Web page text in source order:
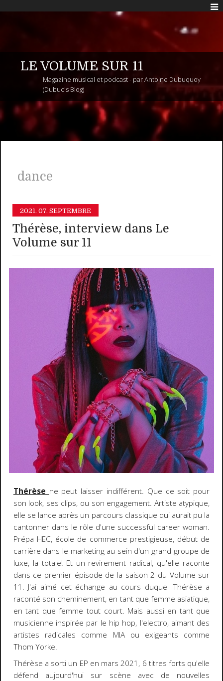
LE VOLUME SUR 11
Magazine musical et podcast - par Antoine Dubuquoy
(Dubuc's Blog)
dance
2021. 07. SEPTEMBRE
Thérèse, interview dans Le
Volume sur 11
Thérèse ne peut laisser indifférent. Que ce soit pour
son look, ses clips, ou son engagement. Artiste atypique,
elle se lance après un parcours classique qui aurait pu la
cantonner dans le rôle d'une successful career woman.
Prépa HEC, école de commerce prestigieuse, début de
carrière dans le marketing au sein d'un grand groupe de
luxe, la totale! Et un revirement radical, qu'elle raconte
dans ce premier épisode de la saison 2 du Volume sur
11. J'ai aimé cet échange au cours duquel Thérèse a
raconté son cheminement, en tant que femme asiatique,
en tant que femme tout court. Mais aussi en tant que
musicienne inspirée par le hip hop, l'electro, aimant des
artistes radicales comme MIA ou exigeants comme
Thom Yorke.
Thérèse a sorti un EP en mars 2021, 6 titres forts qu'elle
défend aujourd'hui sur scène avec de nouvelles